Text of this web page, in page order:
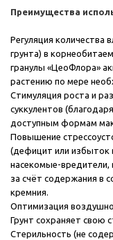
Преимущества
Регуляция количества
грунта) в
гранулы «ЦеоФлора»
растению по мере
Стимуляция роста и
суккулентов
доступным формам
Повышение
(дефицит или избыток
насекомые-
за счёт содержания в
кремния.
Оптимизация
Грунт сохраняет свою
Стерильность (не